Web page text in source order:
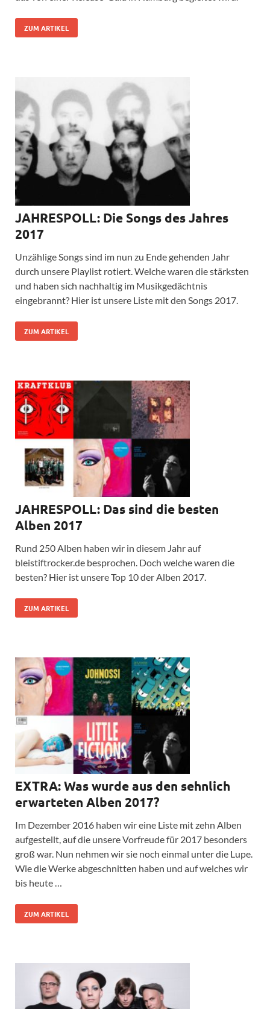
ZUM ARTIKEL
JAHRESPOLL: Die Songs des Jahres
2017
Unzählige Songs sind im nun zu Ende gehenden Jahr
durch unsere Playlist rotiert. Welche waren die stärksten
und haben sich nachhaltig im Musikgedächtnis
eingebrannt? Hier ist unsere Liste mit den Songs 2017.
ZUM ARTIKEL
JAHRESPOLL: Das sind die besten
Alben 2017
Rund 250 Alben haben wir in diesem Jahr auf
bleistiftrocker.de besprochen. Doch welche waren die
besten? Hier ist unsere Top 10 der Alben 2017.
ZUM ARTIKEL
EXTRA: Was wurde aus den sehnlich
erwarteten Alben 2017?
Im Dezember 2016 haben wir eine Liste mit zehn Alben
aufgestellt, auf die unsere Vorfreude für 2017 besonders
groß war. Nun nehmen wir sie noch einmal unter die Lupe.
Wie die Werke abgeschnitten haben und auf welches wir
bis heute …
ZUM ARTIKEL